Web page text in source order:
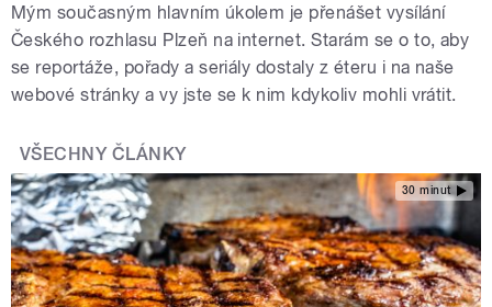
Mým současným hlavním úkolem je přenášet vysílání
Českého rozhlasu Plzeň na internet. Starám se o to, aby
se reportáže, pořady a seriály dostaly z éteru i na naše
webové stránky a vy jste se k nim kdykoliv mohli vrátit.
VŠECHNY ČLÁNKY
30 minut